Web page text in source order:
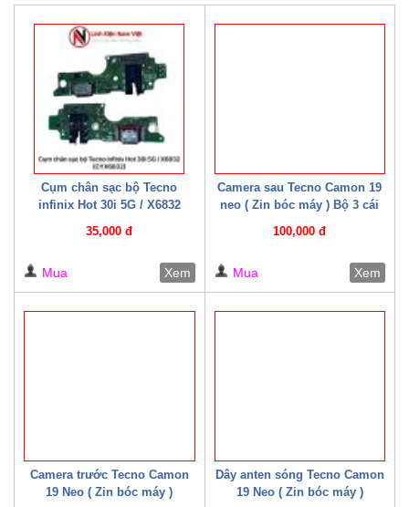
Cụm chân sạc bộ Tecno
infinix Hot 30i 5G / X6832
35,000 đ
Mua Xem
Camera sau Tecno Camon 19
neo ( Zin bóc máy ) Bộ 3 cái
100,000 đ
Mua Xem
Camera trước Tecno Camon
19 Neo ( Zin bóc máy )
Dây anten sóng Tecno Camon
19 Neo ( Zin bóc máy )